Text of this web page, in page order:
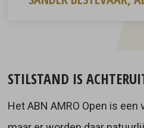
STILSTAND IS
Het ABN AMRO Open is een